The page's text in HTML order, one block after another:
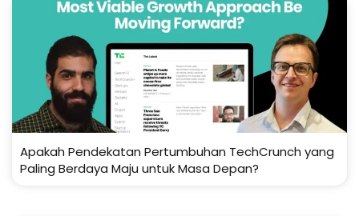
Apakah Pendekatan Pertumbuhan TechCrunch yang
Paling Berdaya Maju untuk Masa Depan?